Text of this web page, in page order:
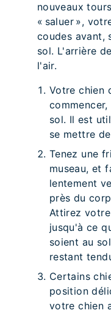
nouveaux
« saluer »,
coudes avant,
sol. L'arrière
l'air.
Votre chien
sol. Il est
se mettre
Tenez une
museau, et
lentement
près du
Attirez
jusqu'à ce
soient au
restant
Certains
position
votre chien